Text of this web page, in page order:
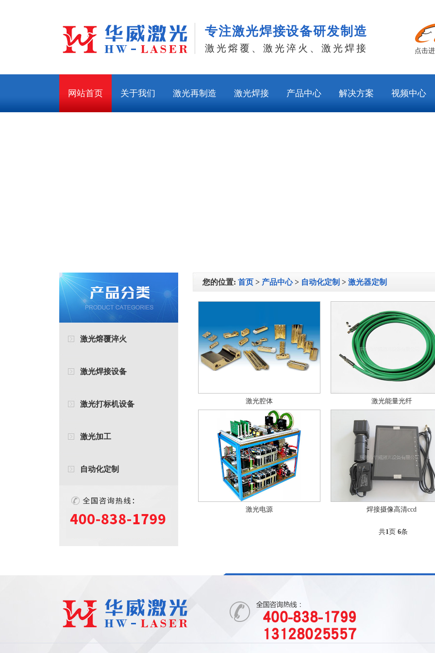
专注激光焊接设备研发制造
激光熔覆、激光淬火、激光焊接 点击
网站首页 关于我们 激光再制造 激光焊接 产品中心 解决方案 视频中心
激光熔覆淬火
激光焊接设备
激光打标机设备
激光加工
自动化定制
您的位置: 首页 > 产品中心> 自动化定制 > 激光器定制
激光腔体 激光能量光纤
激光电源 焊接摄像高清ccd
共1页 6条